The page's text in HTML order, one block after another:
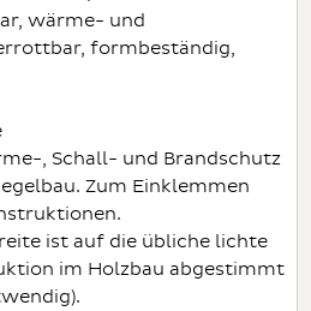
wärme- und
formbeständig,
, Schall- und Brandschutz
Zum Einklemmen
ist auf die übliche lichte
im Holzbau abgestimmt